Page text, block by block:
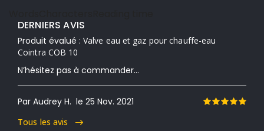
DERNIERS AVIS
Produit évalué : Valve eau et gaz pour chauffe-eau
Cointra COB 10
N’hésitez pas à commander...
Par Audrey H. le 25 Nov. 2021
Tous les avis